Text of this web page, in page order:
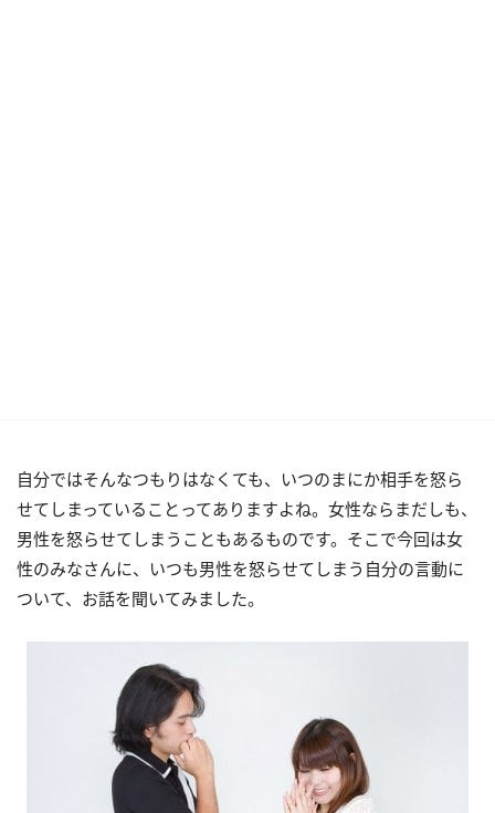
自分ではそんなつもりはなくても、いつのまにか相手を怒ら
せてしまっていることってありますよね。女性ならまだしも、
男性を怒らせてしまうこともあるものです。そこで今回は女
性のみなさんに、いつも男性を怒らせてしまう自分の言動に
ついて、お話を聞いてみました。